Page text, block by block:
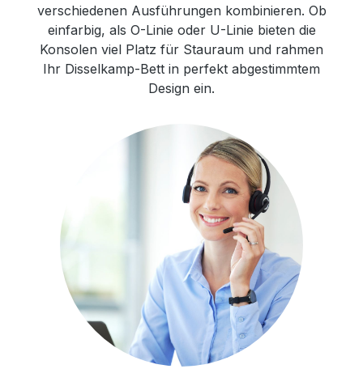
verschiedenen Ausführungen kombinieren. Ob
einfarbig, als O-Linie oder U-Linie bieten die
Konsolen viel Platz für Stauraum und rahmen
Ihr Disselkamp-Bett in perfekt abgestimmtem
Design ein.